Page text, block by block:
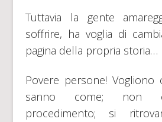
Tuttavia la gente
soffrire, ha voglia di
pagina della propria storia…
Povere persone! Vogliono
sanno come; non
procedimento; si